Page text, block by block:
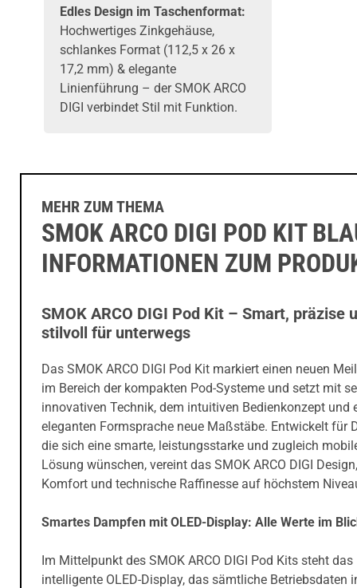
Edles Design im Taschenformat:
Hochwertiges Zinkgehäuse,
schlankes Format (112,5 x 26 x
17,2 mm) & elegante
Linienführung – der SMOK ARCO
DIGI verbindet Stil mit Funktion.
MEHR ZUM THEMA
SMOK ARCO DIGI POD KIT
INFORMATIONEN ZUM
SMOK ARCO DIGI Pod Kit – Smart, präzise
stilvoll für unterwegs
Das SMOK ARCO DIGI Pod Kit markiert einen neuen
im Bereich der kompakten Pod-Systeme und setzt mit
innovativen Technik, dem intuitiven Bedienkonzept und
eleganten Formsprache neue Maßstäbe. Entwickelt für
die sich eine smarte, leistungsstarke und zugleich
Lösung wünschen, vereint das SMOK ARCO DIGI Design,
Komfort und technische Raffinesse auf höchstem
Smartes Dampfen mit OLED-Display: Alle Werte im
Im Mittelpunkt des SMOK ARCO DIGI Pod Kits steht das
intelligente OLED-Display, das sämtliche Betriebsdaten